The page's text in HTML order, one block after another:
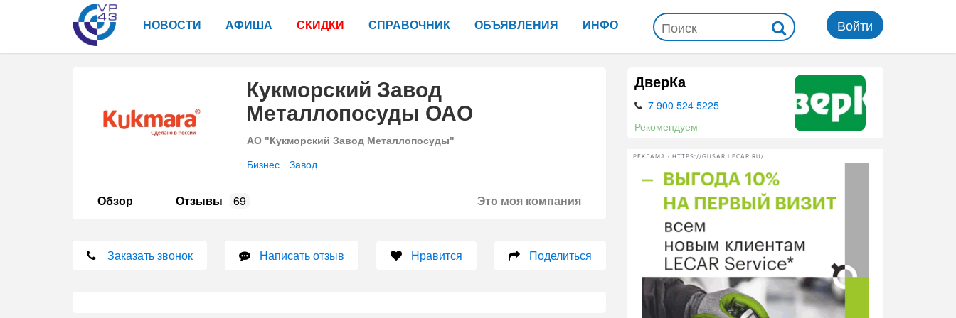
НОВОСТИ АФИША СКИДКИ СПРАВОЧНИК ОБЪЯВЛЕНИЯ ИНФО Войти
Кукморский Завод
Металлопосуды ОАО
АО "Кукморский Завод Металлопосуды"
Бизнес Завод
Это моя компания
Обзор Отзывы 69
Заказать звонок Написать отзыв Нравится Поделиться
ДверКа
7 900 524 5225
Рекомендуем
РЕКЛАМА • HTTPS://GUSAR.LECAR.RU/